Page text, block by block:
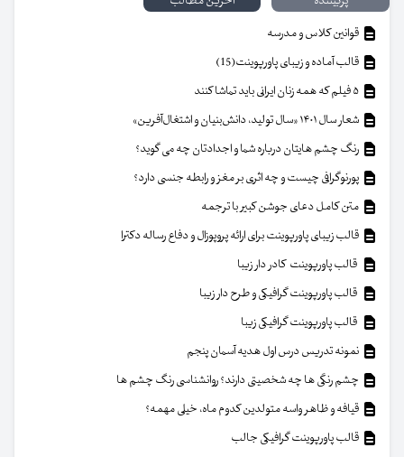
قوانین کلاس و مدرسه
قالب آماده و زیبای پاورپوینت(15)
شعار سال ۱۴۰۱ «سال تولید، دانش‌بنیان و اشتغال‌آفرین»
رنگ چشم هایتان درباره شما و اجدادتان چه می گوید؟
پورنوگرافی چیست و چه اثری بر مغز و رابطه جنسی دارد؟
متن کامل دعای جوشن کبیر با ترجمه
قالب زیبای پاورپوینت برای ارائه پروپوزال و دفاع رساله دکترا
قالب پاورپوینت کادر دار زیبا
قالب پاورپوینت گرافیکی و طرح دار زیبا
قالب پاورپوینت گرافیکی زیبا
نمونه تدریس درس اول هدیه آسمان پنجم
چشم رنگی ها چه شخصیتی دارند؟ روانشناسی رنگ چشم ها
قیافه و ظاهر واسه متولدین کدوم ماه، خیلی مهمه؟
قالب پاورپوینت گرافیکی جالب